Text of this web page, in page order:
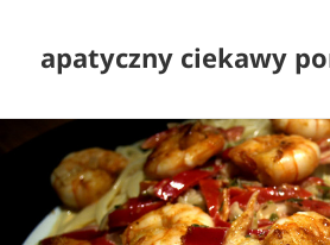
apatyczny ciekawy